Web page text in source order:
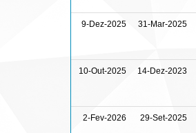
9-Dez-2025 31-Mar-2025
10-Out-2025 14-Dez-2023
2-Fev-2026 29-Set-2025